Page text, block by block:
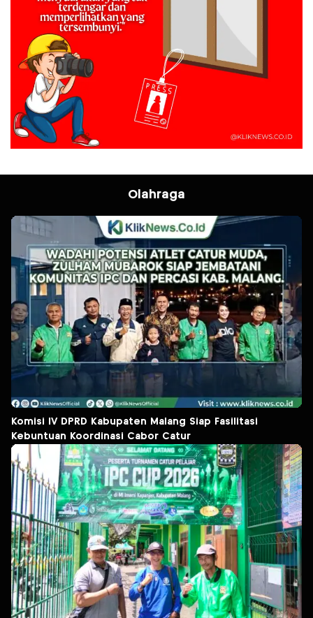
Olahraga
Komisi IV DPRD Kabupaten Malang Siap Fasilitasi
Kebuntuan Koordinasi Cabor Catur